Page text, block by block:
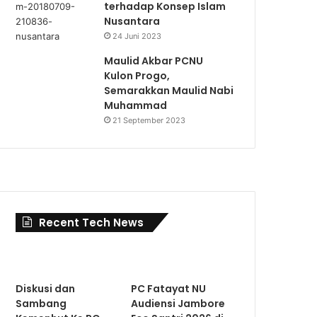
terhadap Konsep Islam
Nusantara
24 Juni 2023
Maulid Akbar PCNU
Kulon Progo,
Semarakkan Maulid Nabi
Muhammad
21 September 2023
Recent Tech News
Diskusi dan
Sambang
PC Fatayat NU
Audiensi Jambore